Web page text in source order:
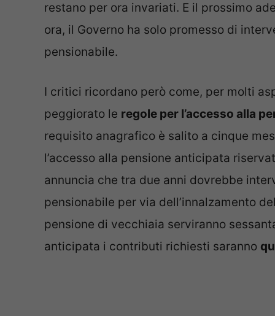
restano per ora invariati. E il prossimo
ora, il Governo ha solo promesso di
pensionabile.
I critici ricordano però come, per molti
peggiorato le regole per l’accesso alla
requisito anagrafico è salito a cinque
l’accesso alla pensione anticipata
annuncia che tra due anni dovrebbe
pensionabile per via dell’innalzamento
pensione di vecchiaia serviranno
anticipata i contributi richiesti saranno